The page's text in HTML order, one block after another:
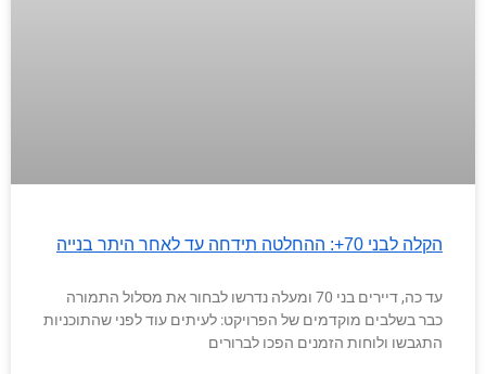
הקלה לבני 70+: ההחלטה תידחה עד לאחר היתר בנייה
עד כה, דיירים בני 70 ומעלה נדרשו לבחור את מסלול התמורה
כבר בשלבים מוקדמים של הפרויקט: לעיתים עוד לפני שהתוכניות
התגבשו ולוחות הזמנים הפכו לברורים